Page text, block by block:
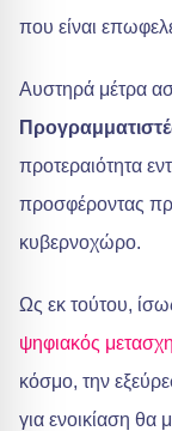
που είναι
Αυστηρά μέτρα
προτεραιότητα
προσφέροντας
κυβερνοχώρο.
Ως εκ τούτου,
ψηφιακός
κόσμο, την
για ενοικίαση θα